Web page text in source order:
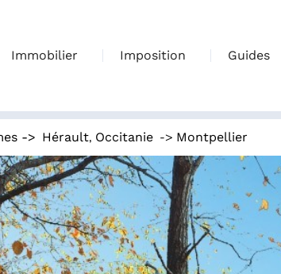
Immobilier Imposition Guides
-> Hérault, Occitanie -> Montpellier